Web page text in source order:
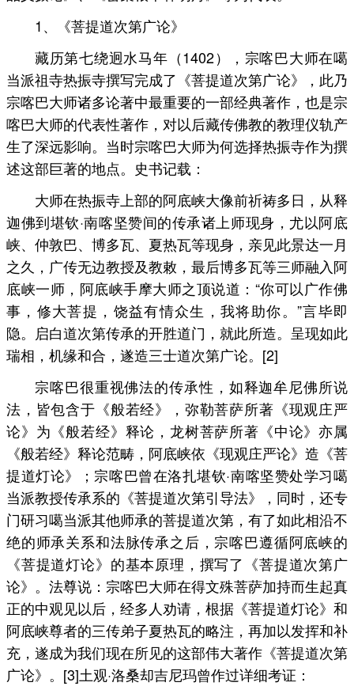
1、《菩提道次第广论》
藏历第七绕迥水马年（1402），宗喀巴大师在噶
当派祖寺热振寺撰写完成了《菩提道次第广论》，此乃
宗喀巴大师诸多论著中最重要的一部经典著作，也是宗
喀巴大师的代表性著作，对以后藏传佛教的教理仪轨产
生了深远影响。当时宗喀巴大师为何选择热振寺作为撰
述这部巨著的地点。史书记载：
大师在热振寺上部的阿底峡大像前祈祷多日，从释
迦佛到堪钦·南喀坚赞间的传承诸上师现身，尤以阿底
峡、仲敦巴、博多瓦、夏热瓦等现身，亲见此景达一月
之久，广传无边教授及教敕，最后博多瓦等三师融入阿
底峡一师，阿底峡手摩大师之顶说道：“你可以广作佛
事，修大菩提，饶益有情众生，我将助你。”言毕即
隐。启白道次第传承的开胜道门，就此所造。呈现如此
瑞相，机缘和合，遂造三士道次第广论。[2]
宗喀巴很重视佛法的传承性，如释迦牟尼佛所说
法，皆包含于《般若经》，弥勒菩萨所著《现观庄严
论》为《般若经》释论，龙树菩萨所著《中论》亦属
《般若经》释论范畴，阿底峡依《现观庄严论》造《菩
提道灯论》；宗喀巴曾在洛扎堪钦·南喀坚赞处学习噶
当派教授传承系的《菩提道次第引导法》，同时，还专
门研习噶当派其他师承的菩提道次第，有了如此相沿不
绝的师承关系和法脉传承之后，宗喀巴遵循阿底峡的
《菩提道灯论》的基本原理，撰写了《菩提道次第广
论》。法尊说：宗喀巴大师在得文殊菩萨加持而生起真
正的中观见以后，经多人劝请，根据《菩提道灯论》和
阿底峡尊者的三传弟子夏热瓦的略注，再加以发挥和补
充，遂成为我们现在所见的这部伟大著作《菩提道次第
广论》。[3]土观·洛桑却吉尼玛曾作过详细考证：